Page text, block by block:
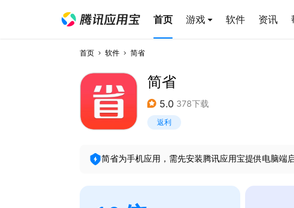
首页 游戏 软件 资讯
首页 软件 简省
简省
5.0 378下载
返利
简省为手机应用，需先安装腾讯应用宝提供电脑端